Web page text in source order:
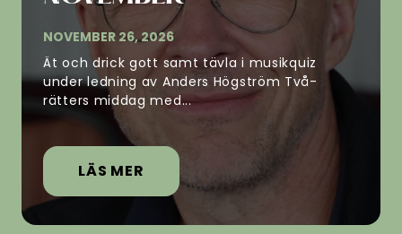
NOVEMBER 26, 2026
Ät och drick gott samt tävla i musikquiz
under ledning av Anders Högström Två-
rätters middag med...
LÄS MER